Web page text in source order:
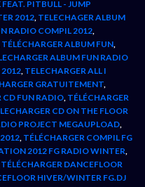
PITBULL - JUMP
2012 TELECHAGER ALBUM
RADIO COMPIL 2012
TÉLÉCHARGER ALBUM FUN
ALBUM FUN RADIO
2012 TELECHARGER ALL I
GRATUITEMENT
CD FUN RADIO TÉLÉCHARGER
CD ON THE FLOOR
PROJECT MEGAUPLOAD
TÉLÉCHARGER COMPIL FG
2012 FG RADIO WINTER
TÉLÉCHARGER DANCEFLOOR
HIVER/WINTER FG.DJ